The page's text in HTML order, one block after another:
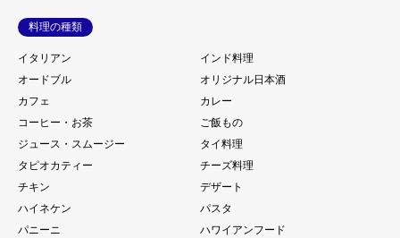
料理の種類
イタリアン
インド料理
オードブル
オリジナル日本酒
カフェ
カレー
コーヒー・お茶
ご飯もの
ジュース・スムージー
タイ料理
タピオカティー
チーズ料理
チキン
デザート
ハイネケン
パスタ
パニーニ
ハワイアンフード